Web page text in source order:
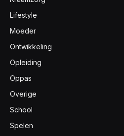
Lifestyle
Moeder
Ontwikkeling
Opleiding
Oppas
Overige
School
Spelen